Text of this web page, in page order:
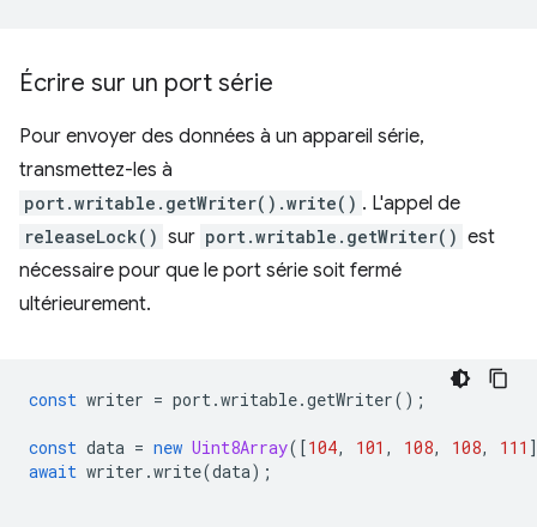
Écrire sur un port série
Pour envoyer des données à un appareil série,
transmettez-les à
port.writable.getWriter().write() . L'appel de
releaseLock() sur port.writable.getWriter() est
nécessaire pour que le port série soit fermé
ultérieurement.
const writer = port.writable.getWriter();
const data = new Uint8Array([104, 101 , 108, 108, 111
await writer .write(data);